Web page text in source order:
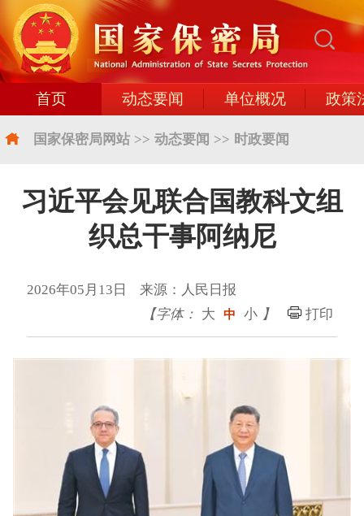
首页 动态要闻 单位概况 政策
国家保密局网站 >> 动态要闻 >> 时政要闻
习近平会见联合国教科文组
织总干事阿纳尼
2026年05月13日 来源：人民日报
【字体： 大 中 小 】 打印